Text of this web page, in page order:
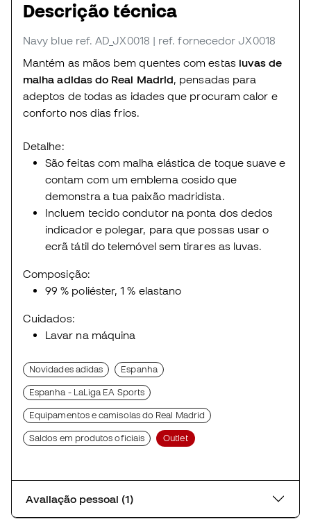
Descrição técnica
Navy blue ref. AD_JX0018 | ref. fornecedor JX0018
Mantém as mãos bem quentes com estas luvas de
malha adidas do Real Madrid, pensadas para
adeptos de todas as idades que procuram calor e
conforto nos dias frios.
Detalhe:
São feitas com malha elástica de toque suave e
contam com um emblema cosido que
demonstra a tua paixão madridista.
Incluem tecido condutor na ponta dos dedos
indicador e polegar, para que possas usar o
ecrã tátil do telemóvel sem tirares as luvas.
Composição:
99 % poliéster, 1 % elastano
Cuidados:
Lavar na máquina
Novidades adidas Espanha
Espanha - LaLiga EA Sports
Equipamentos e camisolas do Real Madrid
Saldos em produtos oficiais Outlet
Avaliação pessoal (1)